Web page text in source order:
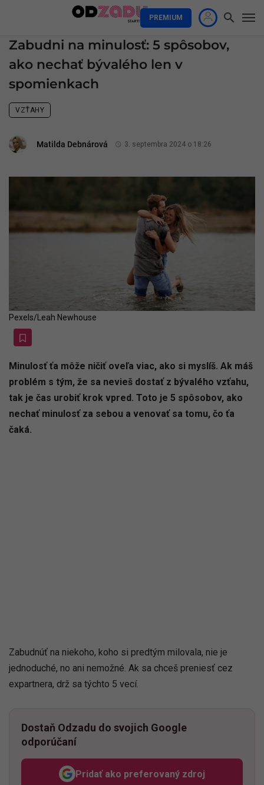
PREMIUM
Zabudni na minulosť: 5 spôsobov,
ako nechať bývalého len v
spomienkach
VZŤAHY
Matilda Debnárová 3. septembra 2024 o 18:26
Pexels/Leah Newhouse
Minulosť ťa môže ničiť oveľa viac, ako si myslíš. Ak máš
problém s tým, že sa nevieš dostať z bývalého vzťahu,
tak je čas urobiť krok vpred. Toto je 5 spôsobov, ako
nechať minulosť za sebou a venovať sa tomu, čo ťa
čaká.
Zabudnúť na niekoho, koho si predtým milovala, nie je
jednoduché, no ani nemožné. Ak sa chceš preniesť cez
expartnera, drž sa týchto 5 vecí.
Dostaň Odzadu do svojich Google
odporúčaní
Pridať ako preferovaný zdroj
Odzadu, odkaz sa otvorí v